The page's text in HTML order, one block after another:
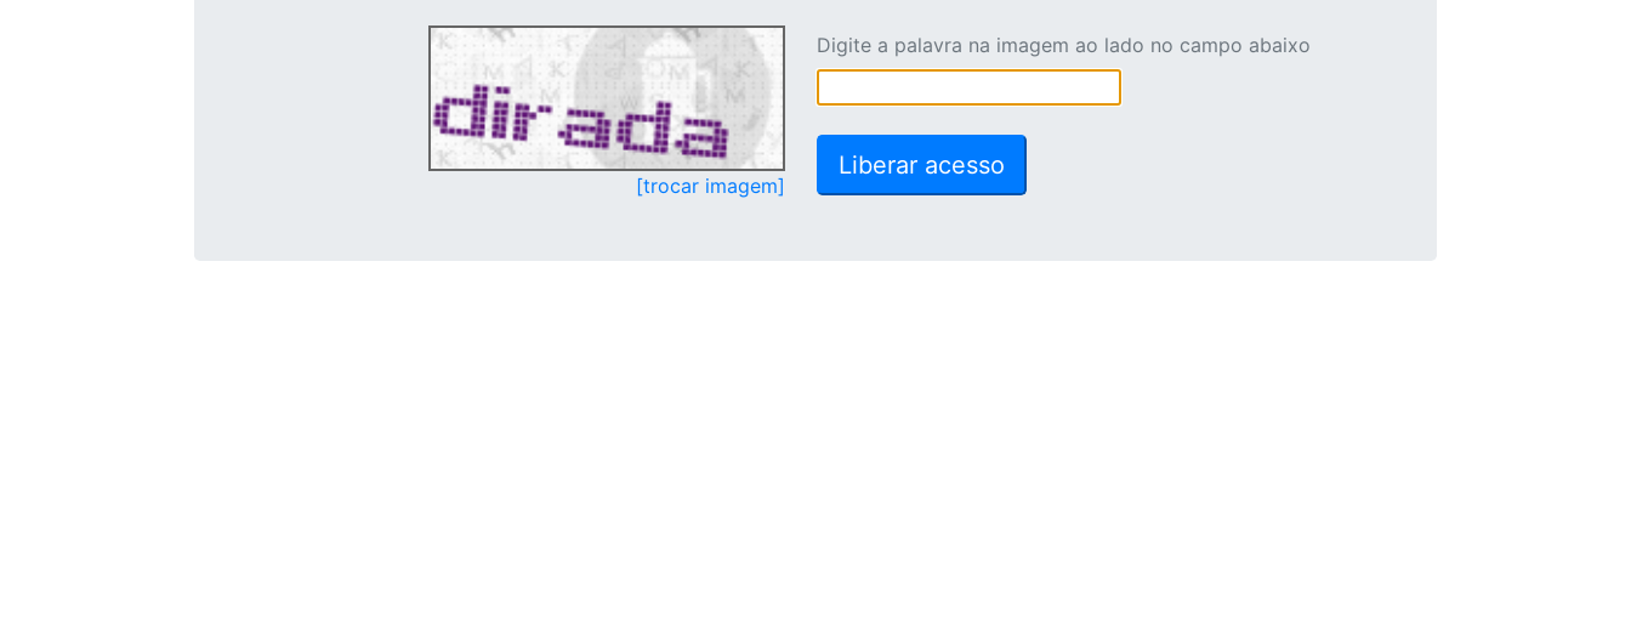
[trocar imagem]
Digite a palavra na imagem ao lado no campo abaixo